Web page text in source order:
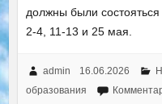
должны были
2-4, 11-13 и 25 мая.
admin 16.06.2026
образования